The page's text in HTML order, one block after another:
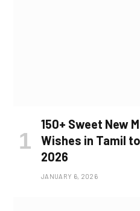
150+ Sweet New
Wishes in Tamil
2026
JANUARY 6, 2026